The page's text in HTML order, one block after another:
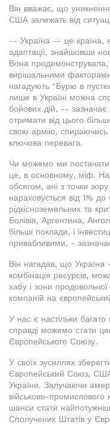
Він вважає, що
США залежать від
-- Україна -- це країна,
адаптації, знайшовши
Вона
вирішальними
нагадують "Бурю в
лише в Україні можна
бойових дій, --
отримати від цього
свою армію, спираючись
ключова перевага.
Чи можемо ми постачати
це, в основному, міф.
обсягом, ані з точки
нараховується від 1% до
рідкісноземельних та
Болівія, Аргентина,
більші поклади, і
привабливими, -
Він нагадав, що Україна
комбінація ресурсів,
хабу і зони
компаній на
У нас є настільки
справді можемо стати
Європейського Союзу.
У своїх зусиллях
Європейський Союз, США
України. Залучаючи
військово-
шанси стати
Сполучених Штатів у